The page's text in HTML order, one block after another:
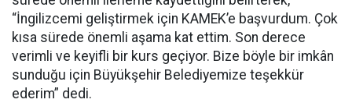
“İngilizcemi geliştirmek için KAMEK’e başvurdum. Çok
kısa sürede önemli aşama kat ettim. Son derece
verimli ve keyifli bir kurs geçiyor. Bize böyle bir imkân
sunduğu için Büyükşehir Belediyemize teşekkür
ederim” dedi.